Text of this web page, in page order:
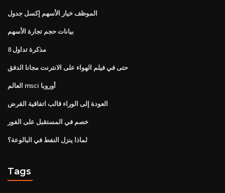
الموظف خيار الأسهم إكسل جدول
بيانات حجم تجارة الأسهم
مذكرة تداول 8
حتى في فيلم الهواء على الانترنت مجانا الدفق
العالم msci أوروبا
العودة إلى الوراء قالب اتفاقية القرض
خصم في المستقبل على الفور
لماذا ينزل النفط في البالوعة؟
Tags